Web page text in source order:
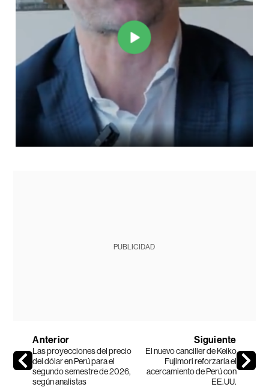
PUBLICIDAD
Anterior
Las proyecciones del precio
del dólar en Perú para el
segundo semestre de 2026,
según analistas
Siguiente
El nuevo canciller de Keiko
Fujimori reforzaría el
acercamiento de Perú con
EE.UU.